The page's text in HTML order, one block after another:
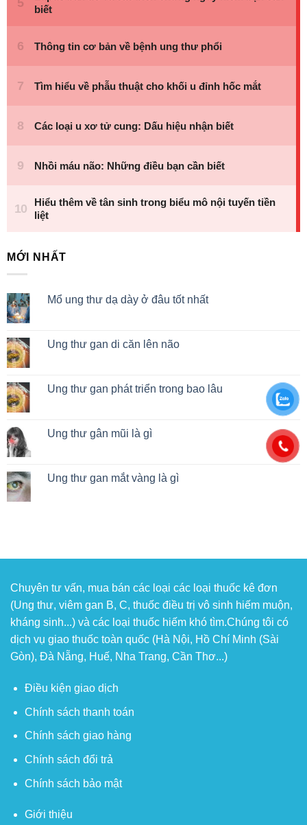
MỚI NHẤT
Mổ ung thư dạ dày ở đâu tốt nhất
Ung thư gan di căn lên não
Ung thư gan phát triển trong bao lâu
Ung thư gân mũi là gì
Ung thư gan mắt vàng là gì
Chuyên tư vấn, mua bán các loại các loại thuốc kê đơn
(Ung thư, viêm gan B, C, thuốc điều trị vô sinh hiếm muộn,
kháng sinh...) và các loại thuốc hiếm khó tìm.Chúng tôi có
dịch vụ giao thuốc toàn quốc (Hà Nội, Hồ Chí Minh (Sài
Gòn), Đà Nẵng, Huế, Nha Trang, Cần Thơ...)
Điều kiện giao dịch
Chính sách thanh toán
Chính sách giao hàng
Chính sách đổi trả
Chính sách bảo mật
Giới thiệu